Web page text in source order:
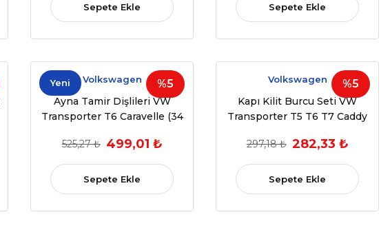
Sepete Ekle Sepete Ekle
%5
Yeni Volkswagen
Ayna Tamir Dişlileri VW
Transporter T6 Caravelle (34
525,27 ₺ 499,01 ₺
Sepete Ekle
%5
Volkswagen
Kapı Kilit Burcu Seti VW
Transporter T5 T6 T7 Caddy
297,18 ₺ 282,33 ₺
Sepete Ekle